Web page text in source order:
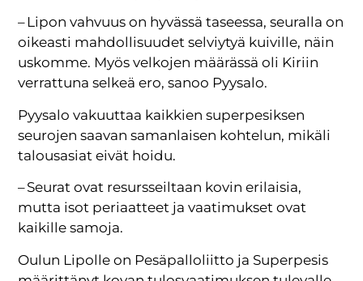
– Lipon vahvuus on hyvässä taseessa, seuralla on
oikeasti mahdollisuudet selviytyä kuiville, näin
uskomme. Myös velkojen määrässä oli Kiriin
verrattuna selkeä ero, sanoo Pyysalo.
Pyysalo vakuuttaa kaikkien superpesiksen
seurojen saavan samanlaisen kohtelun, mikäli
talousasiat eivät hoidu.
– Seurat ovat resursseiltaan kovin erilaisia,
mutta isot periaatteet ja vaatimukset ovat
kaikille samoja.
Oulun Lipolle on Pesäpalloliitto ja Superpesis